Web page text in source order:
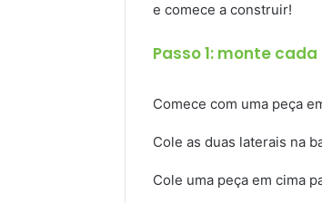
e comece a construir!
Passo 1: monte
Comece com uma peça
Cole as duas laterais na
Cole uma peça em cima